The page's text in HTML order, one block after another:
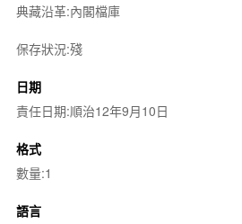
典藏沿革:內閣檔庫
保存狀況:殘
日期
責任日期:順治12年9月10日
格式
數量:1
語言